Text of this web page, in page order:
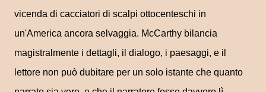
vicenda di cacciatori di scalpi ottocenteschi in
un'America ancora selvaggia. McCarthy bilancia
magistralmente i dettagli, il dialogo, i paesaggi, e il
lettore non può dubitare per un solo istante che quanto